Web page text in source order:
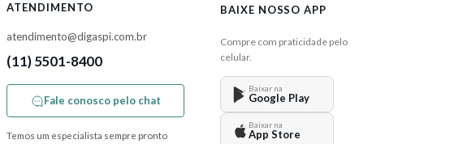
ATENDIMENTO
atendimento@digaspi.com.br
(11) 5501-8400
Fale conosco pelo chat
Temos um especialista sempre pronto
BAIXE NOSSO APP
Compre com praticidade pelo
celular.
Baixar na
Google Play
Baixar na
App Store